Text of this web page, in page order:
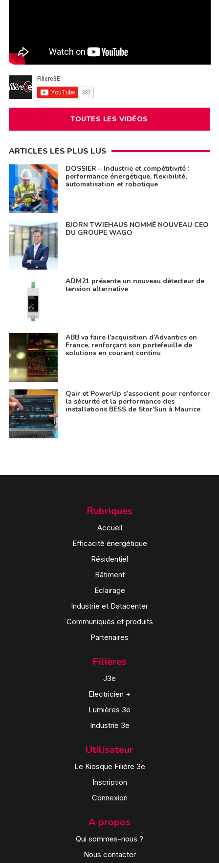
TOUTES LES VIDÉOS
ARTICLES LES PLUS LUS
DOSSIER – Industrie et compétitivité :
performance énergétique, flexibilité,
automatisation et robotique
BJÖRN TWIEHAUS NOMMÉ NOUVEAU CEO
DU GROUPE WAGO
ADM21 présente un nouveau détecteur de
tension alternative
ABB va faire l’acquisition d’Advantics en
France, renforçant son portefeuille de
solutions en courant continu
Qair et PowerUp s’associent pour renforcer
la sécurité et la performance des
installations BESS de Stor’Sun à Maurice
Rubriques
Accueil
Efficacité énergétique
Résidentiel
Bâtiment
Eclairage
Industrie et Datacenter
Communiqués et produits
Partenaires
Filières
J3e
Electricien +
Lumières 3e
Industrie 3e
Utilisateur
Le Kiosque Filière 3e
Inscription
Connexion
A propos
Qui sommes-nous ?
Nous contacter